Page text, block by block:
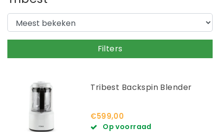
Filters
Tribest Backspin Blender
€599,00
Op voorraad